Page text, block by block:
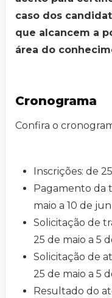
caso dos
que alcancem a
área do
Cronograma
Confira o
Inscrições: de
Pagamento da
maio a 10 de
Solicitação de
25 de maio a 5
Solicitação de
25 de maio a 5
Resultado do